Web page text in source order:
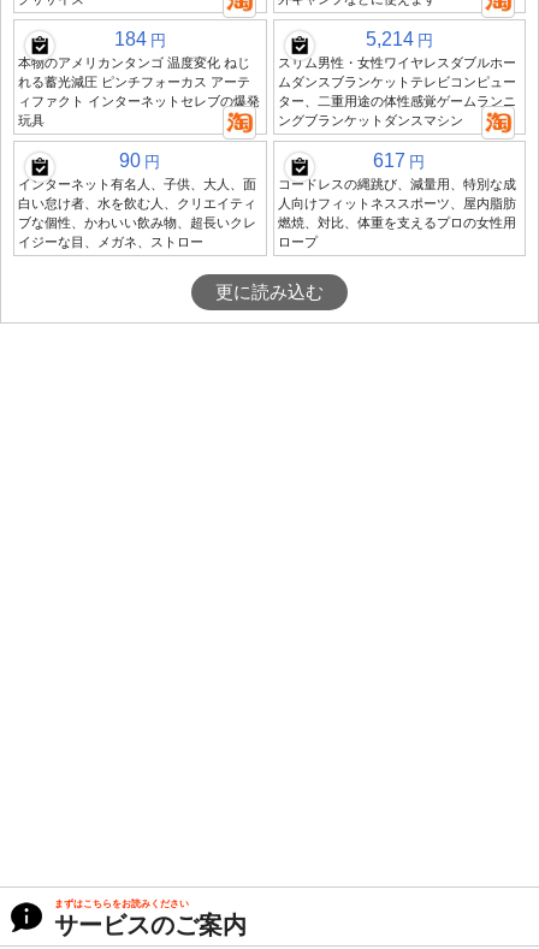
184 円
本物のアメリカンタンゴ 温度変化 ねじ
れる蓄光減圧 ピンチフォーカス アーテ
ィファクト インターネットセレブの爆発
玩具
5,214 円
スリム男性・女性ワイヤレスダブルホー
ムダンスブランケットテレビコンピュー
ター、二重用途の体性感覚ゲームランニ
ングブランケットダンスマシン
90 円
インターネット有名人、子供、大人、面
白い怠け者、水を飲む人、クリエイティ
ブな個性、かわいい飲み物、超長いクレ
イジーな目、メガネ、ストロー
617 円
コードレスの縄跳び、減量用、特別な成
人向けフィットネススポーツ、屋内脂肪
燃焼、対比、体重を支えるプロの女性用
ロープ
更に読み込む
まずはこちらをお読みください
サービスのご案内